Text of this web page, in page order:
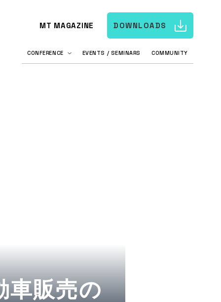
DOWNLOADS
MT MAGAZINE
CONFERENCE EVENTS / SEMINARS COMMUNITY
車販売の